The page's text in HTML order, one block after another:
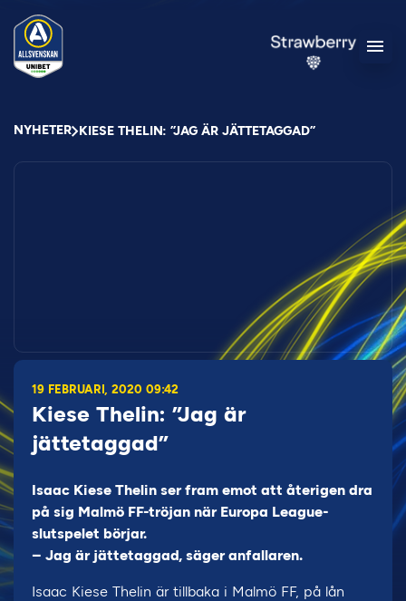
NYHETER KIESE THELIN: ”JAG ÄR JÄTTETAGGAD”
19 FEBRUARI, 2020 09:42
Kiese Thelin: ”Jag är
jättetaggad”
Isaac Kiese Thelin ser fram emot att återigen dra
på sig Malmö FF-tröjan när Europa League-
slutspelet börjar.
– Jag är jättetaggad, säger anfallaren.
Isaac Kiese Thelin är tillbaka i Malmö FF, på lån